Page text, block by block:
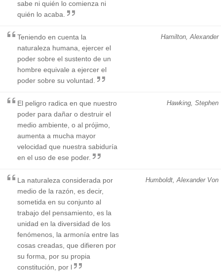
sabe ni quién lo comienza ni
quién lo acaba.
Hamilton, Alexander
Teniendo en cuenta la
naturaleza humana, ejercer el
poder sobre el sustento de un
hombre equivale a ejercer el
poder sobre su voluntad.
Hawking, Stephen
El peligro radica en que nuestro
poder para dañar o destruir el
medio ambiente, o al prójimo,
aumenta a mucha mayor
velocidad que nuestra sabiduría
en el uso de ese poder.
Humboldt, Alexander Von
La naturaleza considerada por
medio de la razón, es decir,
sometida en su conjunto al
trabajo del pensamiento, es la
unidad en la diversidad de los
fenómenos, la armonía entre las
cosas creadas, que difieren por
su forma, por su propia
constitución, por l